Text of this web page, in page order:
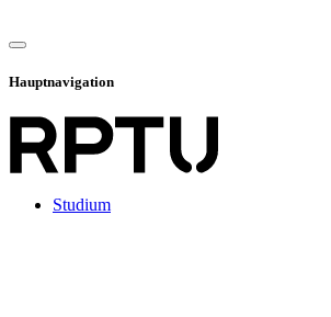
Hauptnavigation
Studium